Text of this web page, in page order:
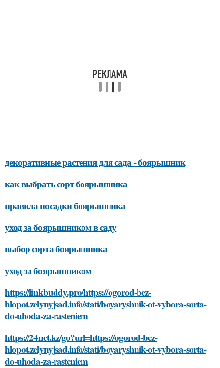
декоративные растения для сада - боярышник
как выбрать сорт боярышника
правила посадки боярышника
уход за боярышником в саду
выбор сорта боярышника
уход за боярышником
https://linkbuddy.pro/https://ogorod-bez-
hlopot.zelynyjsad.info/stati/boyaryshnik-ot-vybora-sorta-
do-uhoda-za-rasteniem
https://24net.kz/go?url=https://ogorod-bez-
hlopot.zelynyjsad.info/stati/boyaryshnik-ot-vybora-sorta-
do-uhoda-za-rasteniem